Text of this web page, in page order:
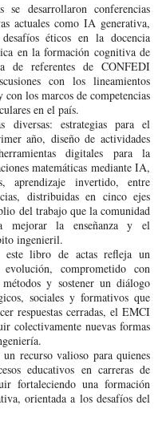
se desarrollaron conferencias
actuales como IA generativa,
éticos en la docencia
en la formación cognitiva de
de referentes de CONFEDI
con los lineamientos
los marcos de competencias
en el país.
diversas: estrategias para el
año, diseño de actividades
digitales para la
matemáticas mediante IA,
aprendizaje invertido, entre
distribuidas en cinco ejes
del trabajo que la comunidad
mejorar la enseñanza y el
ingenieril.
libro de actas refleja un
comprometido con
y sostener un diálogo
sociales y formativos que
respuestas cerradas, el EMCI
colectivamente nuevas formas
un recurso valioso para quienes
educativos en carreras de
fortaleciendo una formación
orientada a los desafíos del